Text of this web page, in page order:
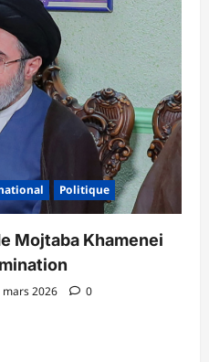
Politique
Mojtaba Khamenei
mars 2026 0